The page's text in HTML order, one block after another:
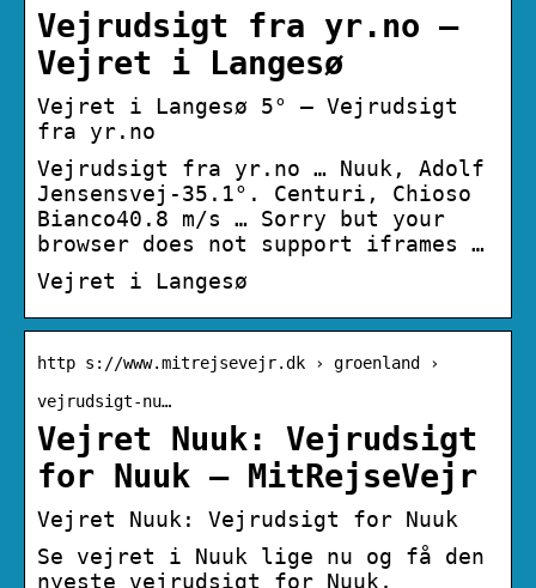
Vejrudsigt fra yr.no –
Vejret i Langesø
Vejret i Langesø 5° – Vejrudsigt
fra yr.no
Vejrudsigt fra yr.no … Nuuk, Adolf
Jensensvej-35.1°. Centuri, Chioso
Bianco40.8 m/s … Sorry but your
browser does not support iframes …
Vejret i Langesø
http s://www.mitrejsevejr.dk › groenland ›
vejrudsigt-nu…
Vejret Nuuk: Vejrudsigt
for Nuuk – MitRejseVejr
Vejret Nuuk: Vejrudsigt for Nuuk
Se vejret i Nuuk lige nu og få den
nyeste vejrudsigt for Nuuk,